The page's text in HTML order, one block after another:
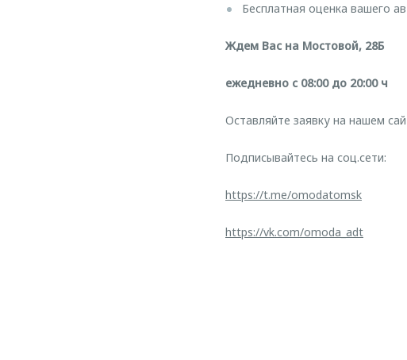
Бесплатная оценка вашего
Ждем Вас на Мостовой, 28Б
ежедневно с 08:00 до 20:00 ч
Оставляйте заявку на нашем
Подписывайтесь на соц.сети:
https://t.me/omodatomsk
https://vk.com/omoda_adt